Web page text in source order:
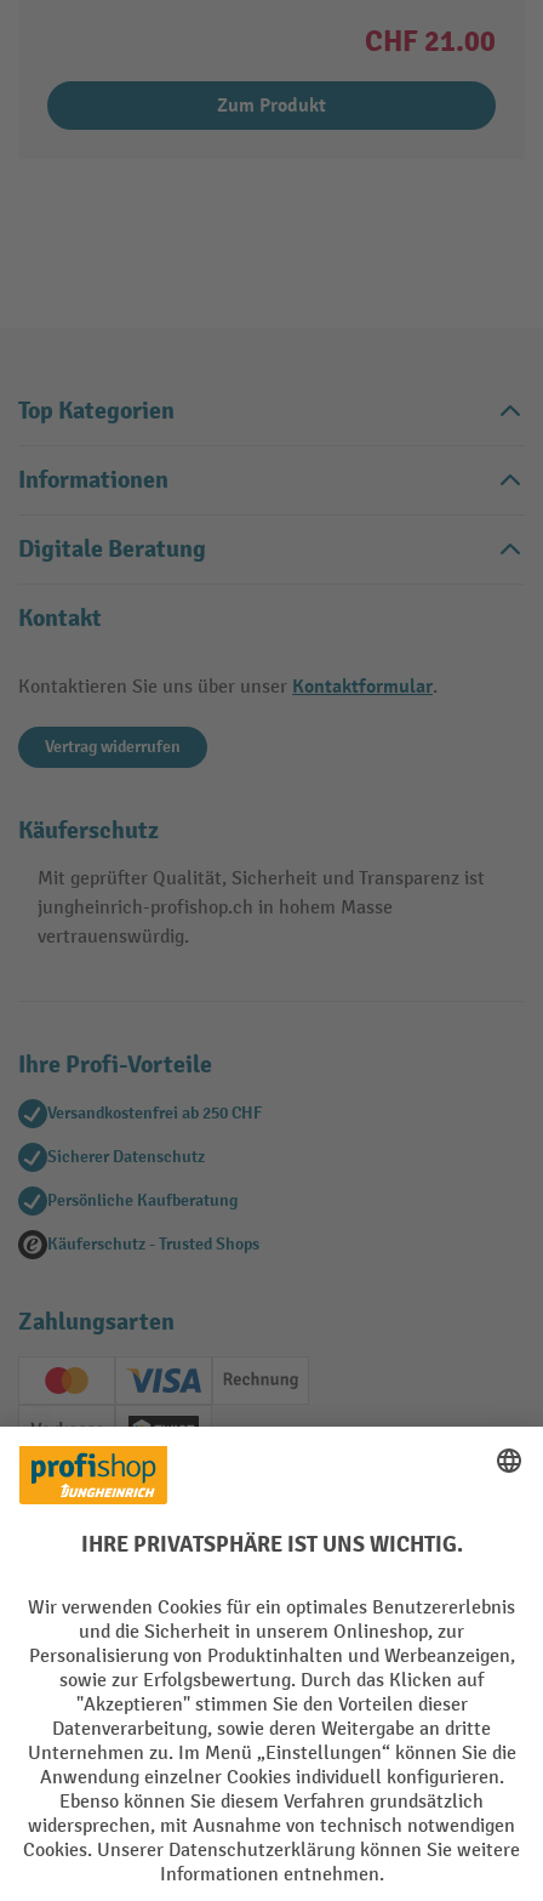
CHF 21.00
Zum Produkt
Top Kategorien
Informationen
Digitale Beratung
Kontakt
Kontaktieren Sie uns über unser Kontaktformular.
Vertrag widerrufen
Käuferschutz
Mit geprüfter Qualität, Sicherheit und Transparenz ist
jungheinrich-profishop.ch in hohem Masse
vertrauenswürdig.
Ihre Profi-Vorteile
Versandkostenfrei ab 250 CHF
Sicherer Datenschutz
Persönliche Kaufberatung
Käuferschutz - Trusted Shops
Zahlungsarten
Creditcard (Master)Creditcard (Visa)
Rechnung
Vorkasse Twint
Sprachen
DE FR
AGB Impressum Datenschutz Privacy Settings
Alle Preise exkl. gesetzl. Mehrwertsteuer zzgl.Versandkosten und ggf.
Nachnahmegebühren, wenn nicht anders angegeben.